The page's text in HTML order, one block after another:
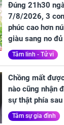
Đúng 21h30
7/8/2026, 3
phúc cao hơn
giàu sang no đủ
Tâm linh - Tử vi
Chồng mất
nào cũng nhận
sự thật phía
Tâm sự gia đình